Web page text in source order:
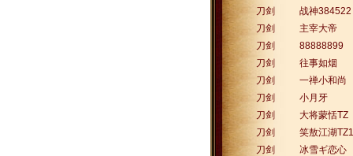
刀剑
战神384522
刀剑
主宰大帝
刀剑
88888899
刀剑
往事如烟
刀剑
一禅小和尚
刀剑
小月牙
刀剑
大将蒙恬TZ
刀剑
笑敖江湖TZ1
刀剑
冰雪ギ恋心